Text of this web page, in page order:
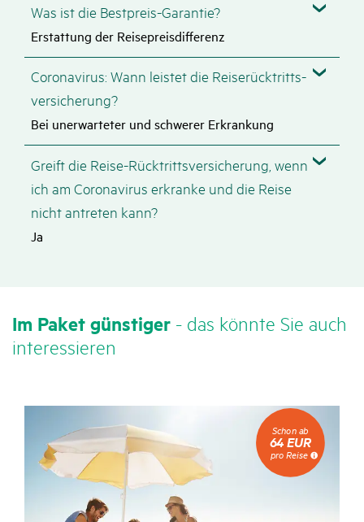
Was ist die Best­preis-Garantie?
Erstattung der Reisepreisdifferenz
Coro­na­virus: Wann leistet die Reise­rück­tritts­
ver­si­che­rung?
Bei unerwarteter und schwerer Erkrankung
Greift die Reise-Rück­tritts­ver­si­che­rung, wenn
ich am Coro­na­virus erkranke und die Reise
nicht antreten kann?
Ja
Im Paket güns­tiger - das könnte Sie auch
inter­es­sieren
Schon
ab
64
EUR
pro
Schon ab
64 EUR
pro Reise